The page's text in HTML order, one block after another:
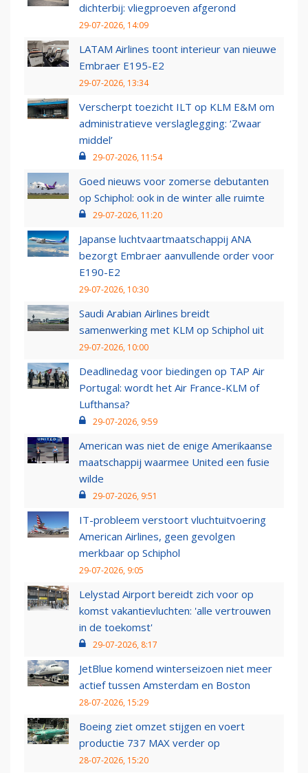
dichterbij: vliegproeven afgerond
29-07-2026, 14:09
LATAM Airlines toont interieur van nieuwe
Embraer E195-E2
29-07-2026, 13:34
Verscherpt toezicht ILT op KLM E&M om
administratieve verslaglegging: ‘Zwaar
middel’
29-07-2026, 11:54
Goed nieuws voor zomerse debutanten
op Schiphol: ook in de winter alle ruimte
29-07-2026, 11:20
Japanse luchtvaartmaatschappij ANA
bezorgt Embraer aanvullende order voor
E190-E2
29-07-2026, 10:30
Saudi Arabian Airlines breidt
samenwerking met KLM op Schiphol uit
29-07-2026, 10:00
Deadlinedag voor biedingen op TAP Air
Portugal: wordt het Air France-KLM of
Lufthansa?
29-07-2026, 9:59
American was niet de enige Amerikaanse
maatschappij waarmee United een fusie
wilde
29-07-2026, 9:51
IT-probleem verstoort vluchtuitvoering
American Airlines, geen gevolgen
merkbaar op Schiphol
29-07-2026, 9:05
Lelystad Airport bereidt zich voor op
komst vakantievluchten: 'alle vertrouwen
in de toekomst'
29-07-2026, 8:17
JetBlue komend winterseizoen niet meer
actief tussen Amsterdam en Boston
28-07-2026, 15:29
Boeing ziet omzet stijgen en voert
productie 737 MAX verder op
28-07-2026, 15:20